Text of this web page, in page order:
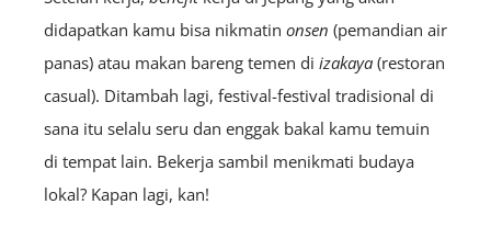
didapatkan kamu bisa nikmatin onsen (pemandian air
panas) atau makan bareng temen di izakaya (restoran
casual). Ditambah lagi, festival-festival tradisional di
sana itu selalu seru dan enggak bakal kamu temuin
di tempat lain. Bekerja sambil menikmati budaya
lokal? Kapan lagi, kan!